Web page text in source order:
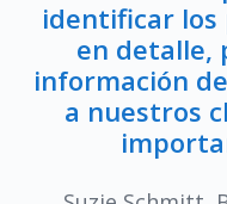
identificar los
en detalle,
información
a nuestros